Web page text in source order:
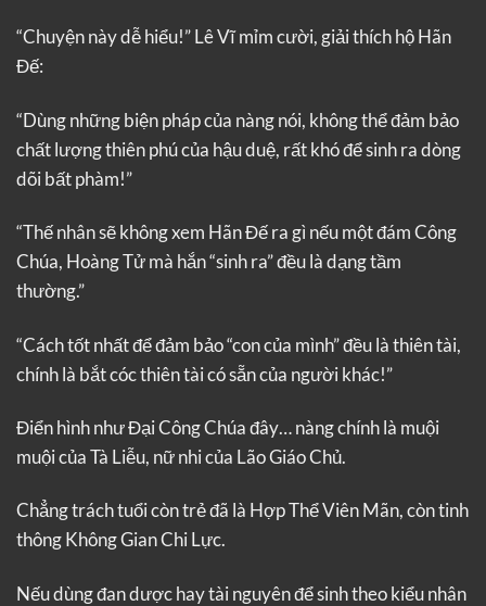
“Chuyện này dễ hiểu!” Lê Vĩ mỉm cười, giải thích hộ Hãn
Đế:
“Dùng những biện pháp của nàng nói, không thể đảm bảo
chất lượng thiên phú của hậu duệ, rất khó để sinh ra dòng
dõi bất phàm!”
“Thế nhân sẽ không xem Hãn Đế ra gì nếu một đám Công
Chúa, Hoàng Tử mà hắn “sinh ra” đều là dạng tầm
thường.”
“Cách tốt nhất để đảm bảo “con của mình” đều là thiên tài,
chính là bắt cóc thiên tài có sẵn của người khác!”
Điển hình như Đại Công Chúa đây… nàng chính là muội
muội của Tà Liễu, nữ nhi của Lão Giáo Chủ.
Chẳng trách tuổi còn trẻ đã là Hợp Thể Viên Mãn, còn tinh
thông Không Gian Chi Lực.
Nếu dùng đan dược hay tài nguyên để sinh theo kiểu nhân